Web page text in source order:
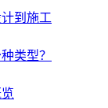
到施工
类型？